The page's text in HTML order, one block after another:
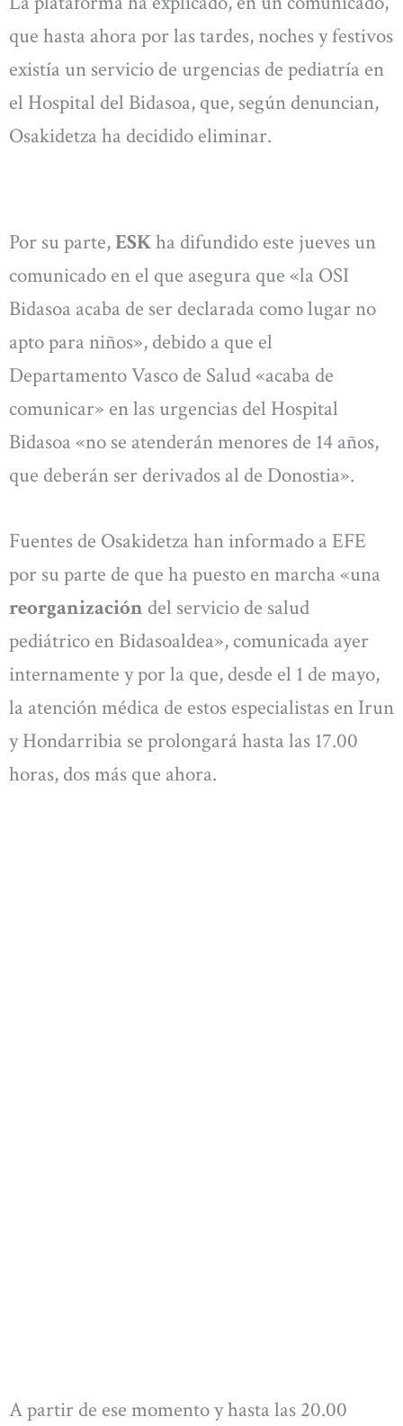
que hasta ahora por las tardes, noches y festivos
existía un servicio de urgencias de pediatría en
el Hospital del Bidasoa, que, según denuncian,
Osakidetza ha decidido eliminar.
Por su parte,ESKha difundido este jueves un
comunicado en el que asegura que «la OSI
Bidasoa acaba de ser declarada como lugar no
apto para niños», debido a que el
Departamento Vasco de Salud «acaba de
comunicar» en las urgencias del Hospital
Bidasoa «no se atenderán menores de 14 años,
que deberán ser derivados al de Donostia».
Fuentes de Osakidetza han informado a EFE
por su parte de que ha puesto en marcha «una
reorganización del servicio de salud
pediátrico en Bidasoaldea», comunicada ayer
internamente y por la que, desde el 1 de mayo,
la atención médica de estos especialistas en Irun
y Hondarribia se prolongará hasta las 17.00
horas, dos más que ahora.
A partir de ese momento y hasta las 20.00